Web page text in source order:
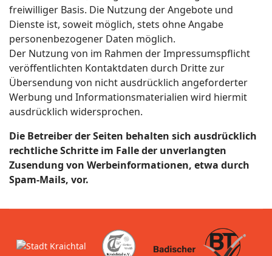
freiwilliger Basis. Die Nutzung der Angebote und
Dienste ist, soweit möglich, stets ohne Angabe
personenbezogener Daten möglich.
Der Nutzung von im Rahmen der Impressumspflicht
veröffentlichten Kontaktdaten durch Dritte zur
Übersendung von nicht ausdrücklich angeforderter
Werbung und Informationsmaterialien wird hiermit
ausdrücklich widersprochen.
Die Betreiber der Seiten behalten sich ausdrücklich
rechtliche Schritte im Falle der unverlangten
Zusendung von Werbeinformationen, etwa durch
Spam-Mails, vor.